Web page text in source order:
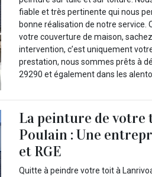
fiable et très pertinente qui nous
bonne réalisation de notre service.
votre couverture de maison,
intervention, c’est uniquement
prestation, nous sommes prêts à
29290 et également dans les
La peinture de votre
Poulain : Une
et RGE
Quitte à peindre votre toit à